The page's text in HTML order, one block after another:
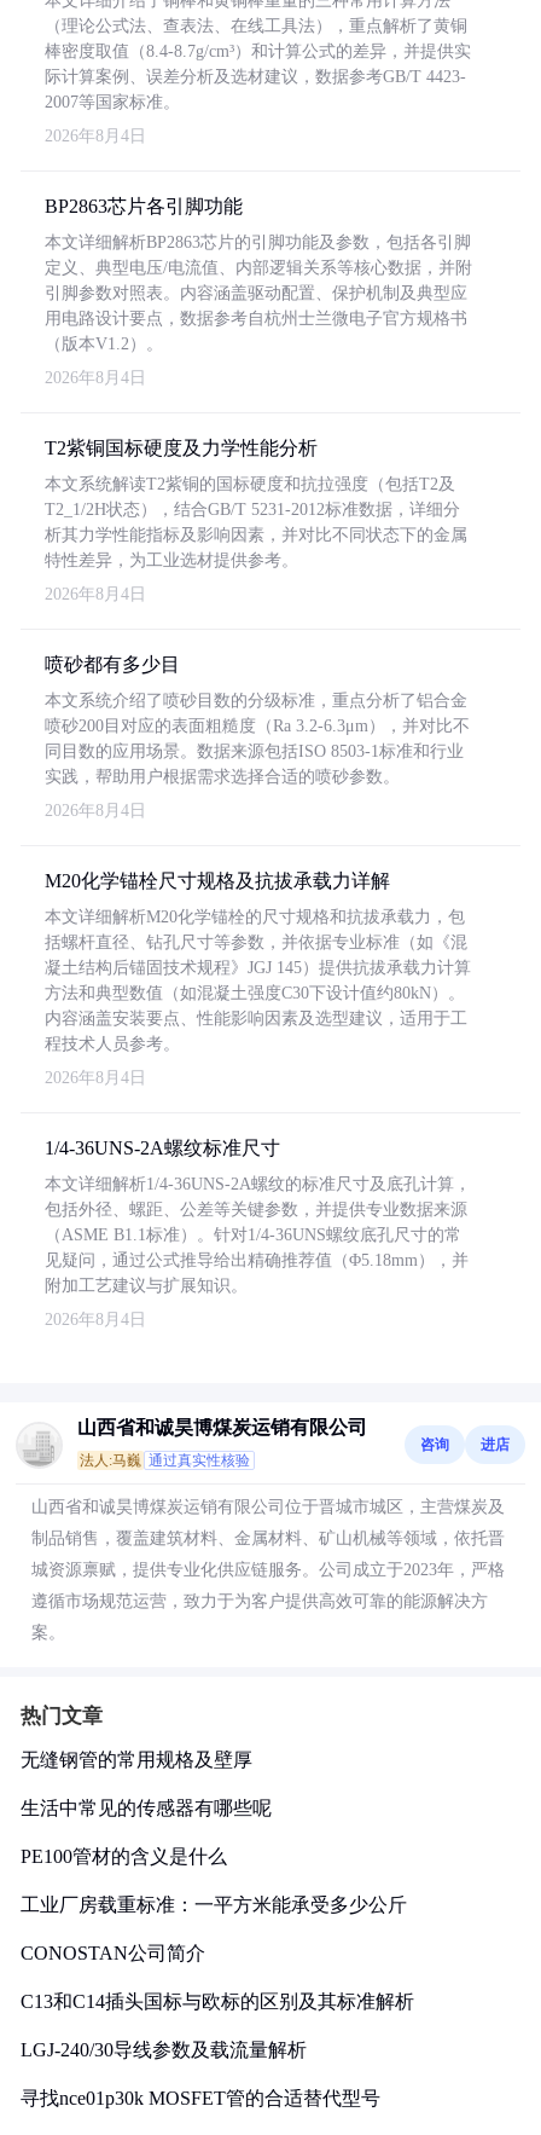
（理论公式法、查表法、在线工具法），重点解析了黄铜
棒密度取值（8.4-8.7g/cm³）和计算公式的差异，并提供实
际计算案例、误差分析及选材建议，数据参考GB/T 4423-
2007等国家标准。
2026年8月4日
BP2863芯片各引脚功能
本文详细解析BP2863芯片的引脚功能及参数，包括各引脚
定义、典型电压/电流值、内部逻辑关系等核心数据，并附
引脚参数对照表。内容涵盖驱动配置、保护机制及典型应
用电路设计要点，数据参考自杭州士兰微电子官方规格书
（版本V1.2）。
2026年8月4日
T2紫铜国标硬度及力学性能分析
本文系统解读T2紫铜的国标硬度和抗拉强度（包括T2及
T2_1/2H状态），结合GB/T 5231-2012标准数据，详细分
析其力学性能指标及影响因素，并对比不同状态下的金属
特性差异，为工业选材提供参考。
2026年8月4日
喷砂都有多少目
本文系统介绍了喷砂目数的分级标准，重点分析了铝合金
喷砂200目对应的表面粗糙度（Ra 3.2-6.3μm），并对比不
同目数的应用场景。数据来源包括ISO 8503-1标准和行业
实践，帮助用户根据需求选择合适的喷砂参数。
2026年8月4日
M20化学锚栓尺寸规格及抗拔承载力详解
本文详细解析M20化学锚栓的尺寸规格和抗拔承载力，包
括螺杆直径、钻孔尺寸等参数，并依据专业标准（如《混
凝土结构后锚固技术规程》JGJ 145）提供抗拔承载力计算
方法和典型数值（如混凝土强度C30下设计值约80kN）。
内容涵盖安装要点、性能影响因素及选型建议，适用于工
程技术人员参考。
2026年8月4日
1/4-36UNS-2A螺纹标准尺寸
本文详细解析1/4-36UNS-2A螺纹的标准尺寸及底孔计算，
包括外径、螺距、公差等关键参数，并提供专业数据来源
（ASME B1.1标准）。针对1/4-36UNS螺纹底孔尺寸的常
见疑问，通过公式推导给出精确推荐值（Φ5.18mm），并
附加工艺建议与扩展知识。
2026年8月4日
山西省和诚昊博煤炭运销有限公司
法人:马巍 通过真实性核验
咨询 进店
山西省和诚昊博煤炭运销有限公司位于晋城市城区，主营煤炭及
制品销售，覆盖建筑材料、金属材料、矿山机械等领域，依托晋
城资源禀赋，提供专业化供应链服务。公司成立于2023年，严格
遵循市场规范运营，致力于为客户提供高效可靠的能源解决方
案。
热门文章
无缝钢管的常用规格及壁厚
生活中常见的传感器有哪些呢
PE100管材的含义是什么
工业厂房载重标准：一平方米能承受多少公斤
CONOSTAN公司简介
C13和C14插头国标与欧标的区别及其标准解析
LGJ-240/30导线参数及载流量解析
寻找nce01p30k MOSFET管的合适替代型号